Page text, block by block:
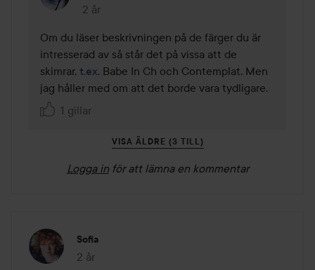
2 år
Kommentaren lades 2 år
Om du läser beskrivningen på de färger du är
intresserad av så står det på vissa att de
skimrar, t.ex. Babe In Ch och Contemplat. Men
jag håller med om att det borde vara tydligare.
1 gillar
VISA ÄLDRE (3 TILL)
Logga in för att lämna en kommentar
Sofia
2 år
Inlägget skapades 2 år